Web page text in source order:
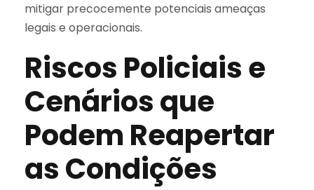
mitigar precocemente potenciais ameaças
legais e operacionais.
Riscos Policiais e
Cenários que
Podem Reapertar
as Condições